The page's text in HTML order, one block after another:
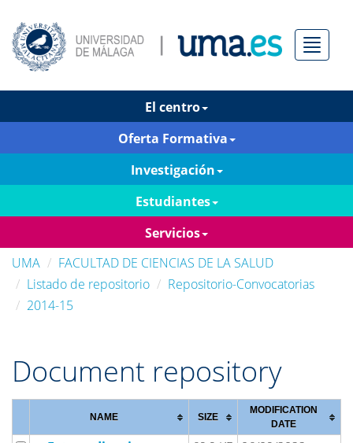
Menú
El centro
Oferta Formativa
Investigación
Estudiantes
Servicios
UMA
FACULTAD DE CIENCIAS DE LA SALUD
Listado de repositorio
Repositorio-Convocatorias
2014-15
Document repository
NAME SIZE
MODIFICATION
DATE